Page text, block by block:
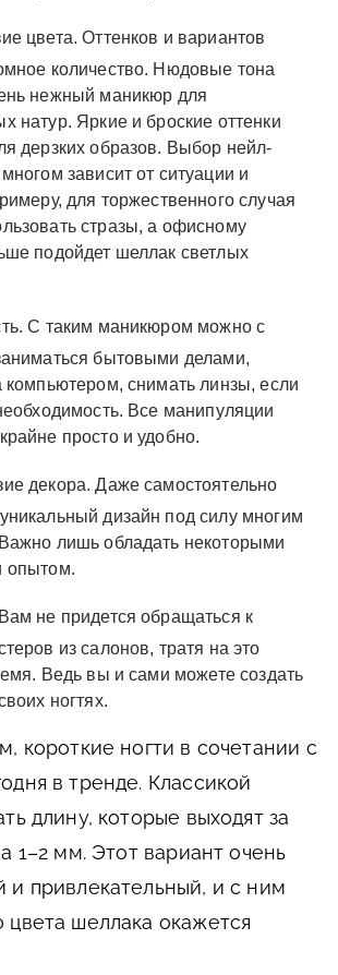
цвета. Оттенков и вариантов
количество. Нюдовые тона
нежный маникюр для
натур. Яркие и броские оттенки
дерзких образов. Выбор нейл-
зависит от ситуации и
для торжественного случая
стразы, а офисному
подойдет шеллак светлых
С таким маникюром можно с
бытовыми делами,
компьютером, снимать линзы, если
Все манипуляции
просто и удобно.
декора. Даже самостоятельно
дизайн под силу многим
лишь обладать некоторыми
опытом.
не придется обращаться к
из салонов, тратя на это
Ведь вы и сами можете создать
ногтях.
короткие ногти в сочетании с
в тренде. Классикой
длину, которые выходят за
1–2 мм. Этот вариант очень
и привлекательный, и с ним
шеллака окажется